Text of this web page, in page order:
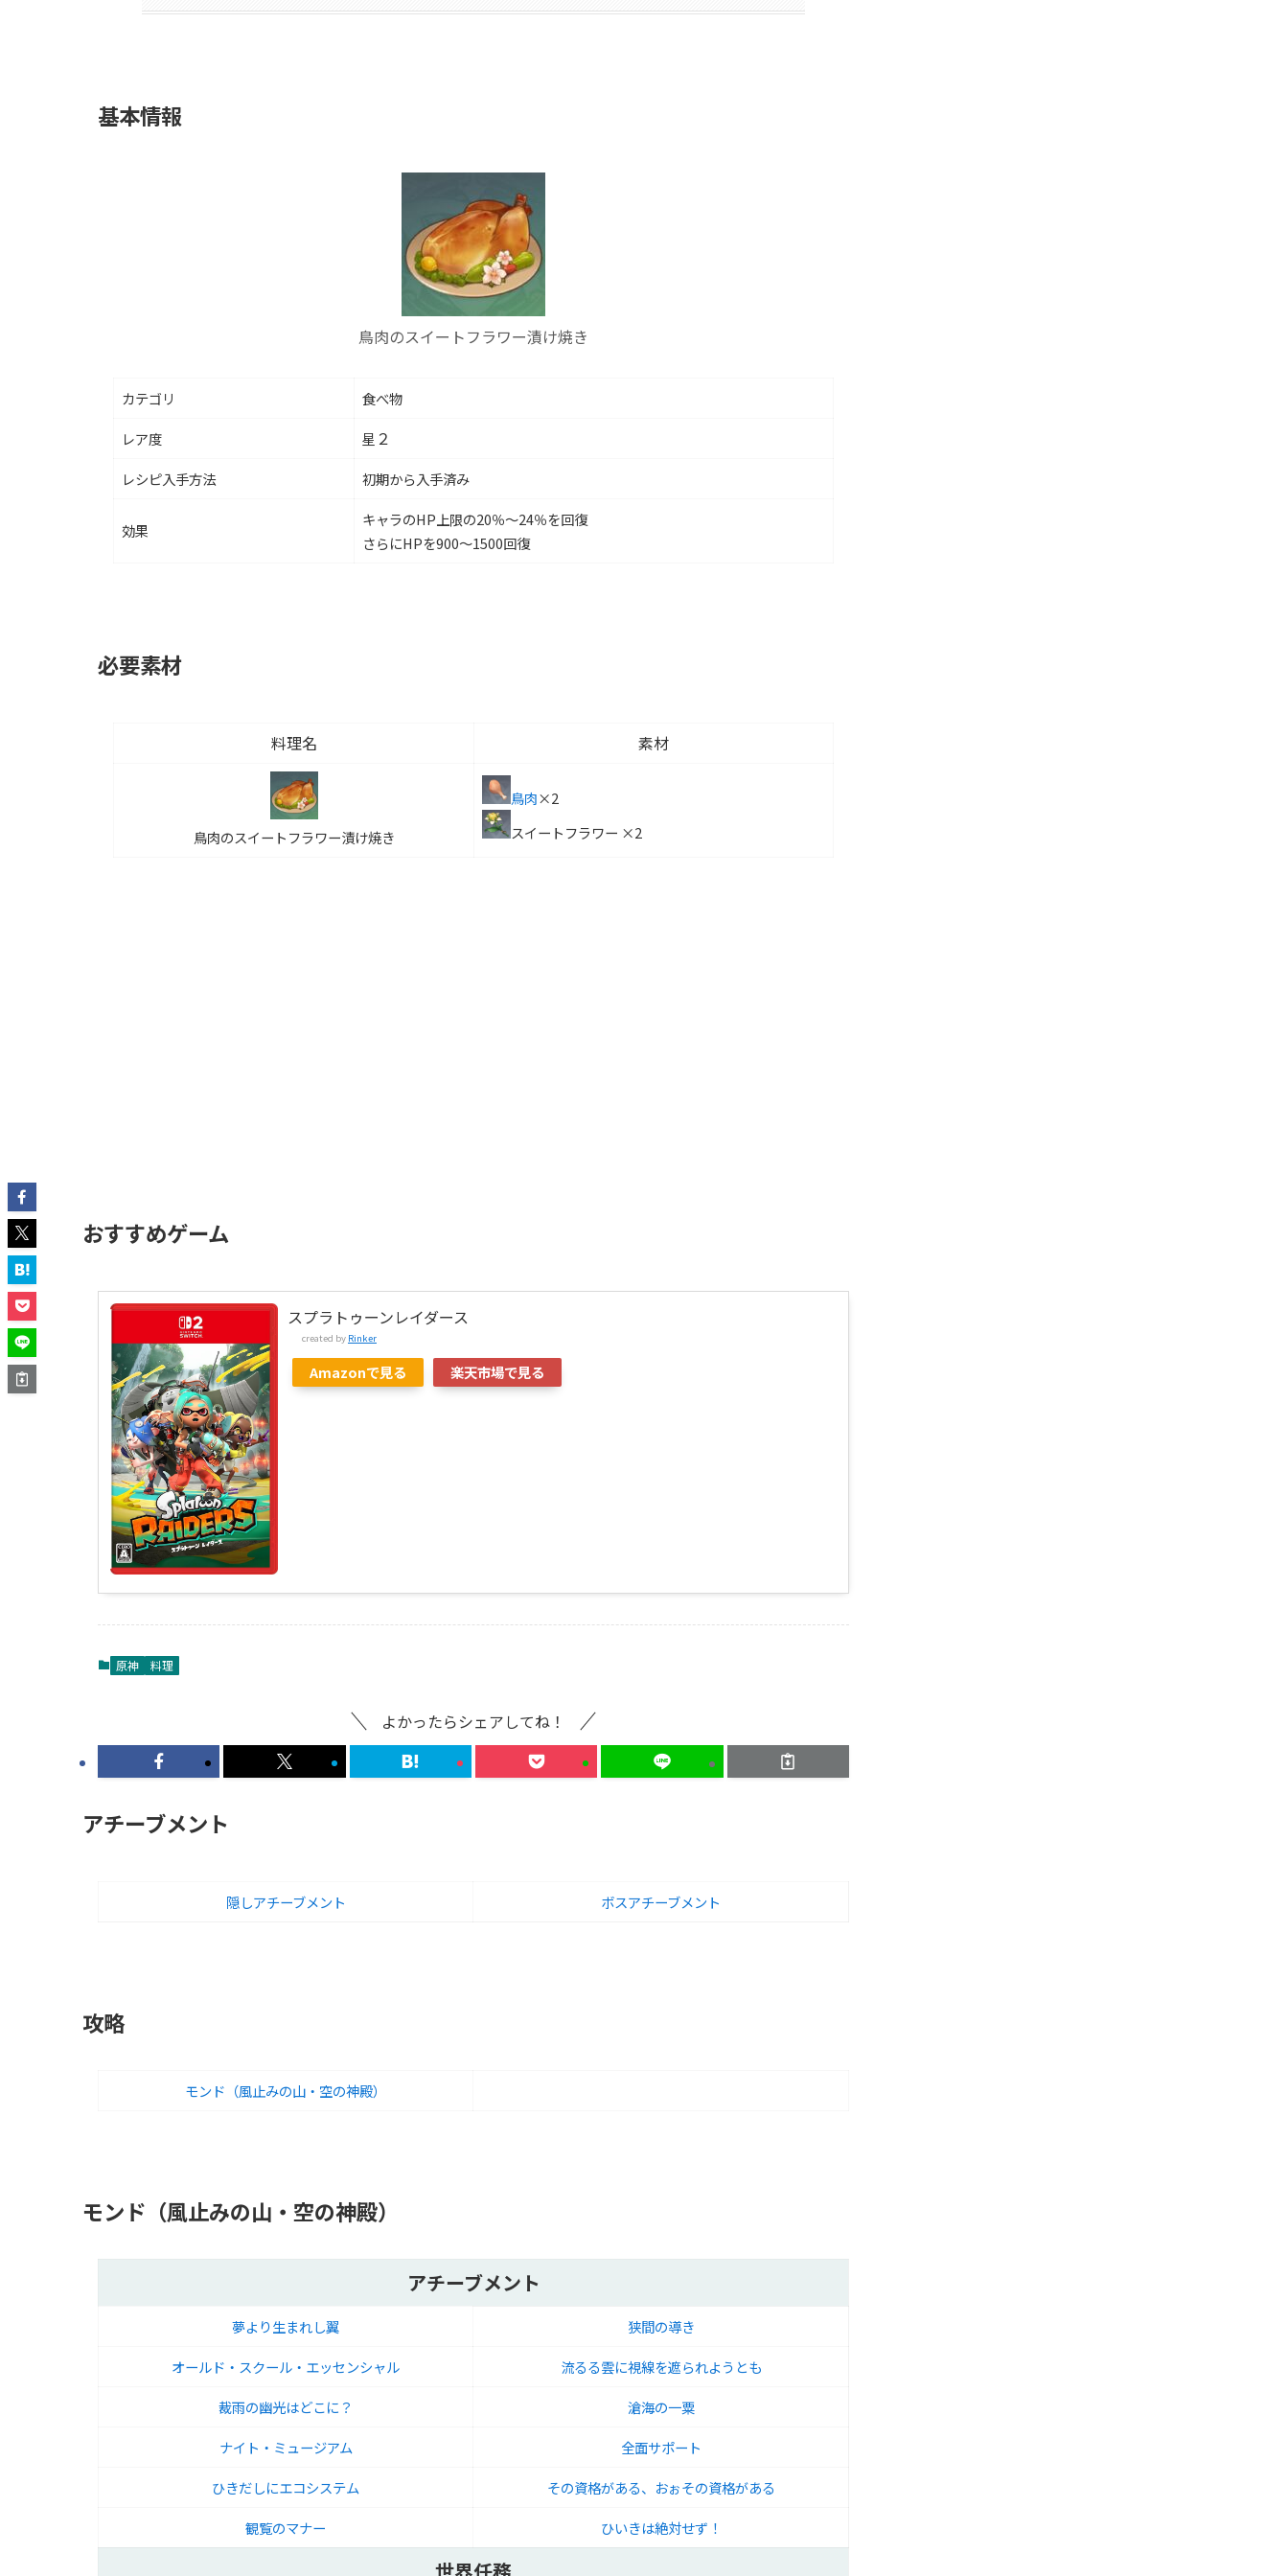
基本情報
鳥肉のスイートフラワー漬け焼き
カテゴリ
食べ物
レア度
星 ２
レシピ入手方法 初期から入手済み
効果
キャラのHP上限の20％〜24％を回復
さらにHPを900〜1500回復
必要素材
料理名 素材
鳥肉のスイートフラワー漬け焼き
鳥肉×2
スイートフラワー ×2
おすすめゲーム
スプラトゥーンレイダース
created by Rinker
Amazonで見る 楽天市場で見る
原神 料理
よかったらシェアしてね！
アチーブメント
隠しアチーブメント ボスアチーブメント
攻略
モンド（風止みの山・空の神殿）
モンド（風止みの山・空の神殿）
アチーブメント
夢より生まれし翼
狭間の導き
オールド・スクール・エッセンシャル
流るる雲に視線を遮られようとも
裁雨の幽光はどこに？
滄海の一粟
ナイト・ミュージアム
全面サポート
ひきだしにエコシステム
その資格がある、おぉその資格がある
観覧のマナー
ひいきは絶対せず！